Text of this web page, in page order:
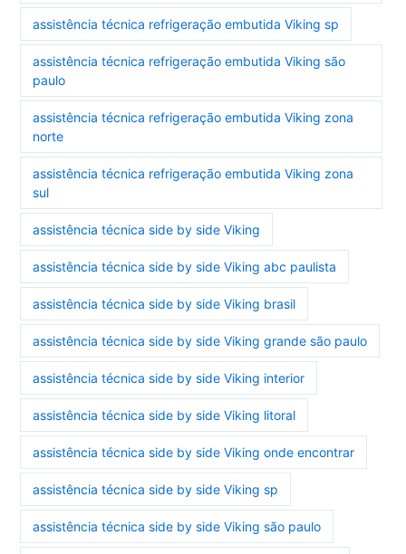
assistência técnica refrigeração embutida Viking sp
assistência técnica refrigeração embutida Viking são
paulo
assistência técnica refrigeração embutida Viking zona
norte
assistência técnica refrigeração embutida Viking zona
sul
assistência técnica side by side Viking
assistência técnica side by side Viking abc paulista
assistência técnica side by side Viking brasil
assistência técnica side by side Viking grande são paulo
assistência técnica side by side Viking interior
assistência técnica side by side Viking litoral
assistência técnica side by side Viking onde encontrar
assistência técnica side by side Viking sp
assistência técnica side by side Viking são paulo